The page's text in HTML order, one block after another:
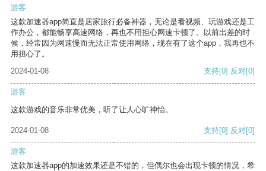
游客
这款加速器app简直是居家旅行必备神器，无论是看视频、玩游戏还是工
作办公，都能畅享高速网络，再也不用担心网速卡顿了。以前出差的时
候，经常因为网速慢而无法正常使用网络，现在有了这个app，我再也不
用担心了。
2024-01-08
支持[0] 反对[0]
游客
这款游戏的音乐非常优美，听了让人心旷神怡。
2024-01-08 支持[0] 反对[0]
游客
这款加速器app的加速效果还是不错的，但偶尔也会出现卡顿的情况，希